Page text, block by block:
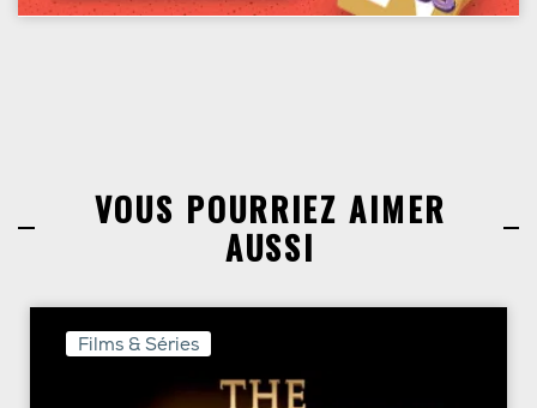
VOUS POURRIEZ AIMER
AUSSI
Films & Séries